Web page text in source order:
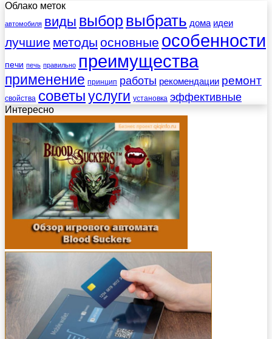
Облако меток
автомобиля виды выбор выбрать дома идеи
лучшие методы основные особенности
печи печь правильно преимущества
применение принцип работы рекомендации ремонт
свойства советыуслуги установка эффективные
Интересно